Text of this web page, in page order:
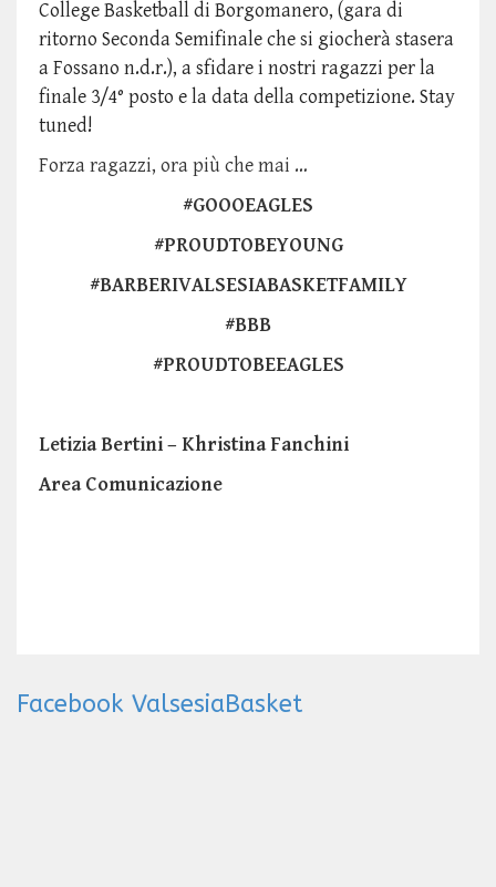
College Basketball di Borgomanero, (gara di
ritorno Seconda Semifinale che si giocherà stasera
a Fossano n.d.r.), a sfidare i nostri ragazzi per la
finale 3/4° posto e la data della competizione. Stay
tuned!
Forza ragazzi, ora più che mai …
#GOOOEAGLES
#PROUDTOBEYOUNG
#BARBERIVALSESIABASKETFAMILY
#BBB
#PROUDTOBEEAGLES
Letizia Bertini – Khristina Fanchini
Area Comunicazione
Facebook ValsesiaBasket